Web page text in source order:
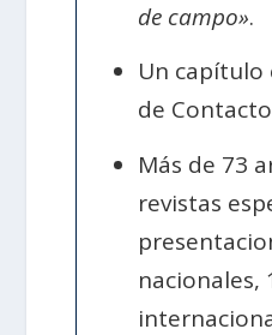
de campo».
Un capítulo
de
Más de 73
revistas
nacionales,